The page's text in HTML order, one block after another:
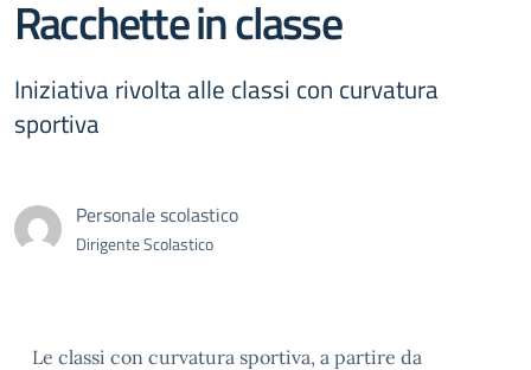
Racchette in classe
Iniziativa rivolta alle classi con curvatura
sportiva
Personale scolastico
Dirigente Scolastico
Le classi con curvatura sportiva, a partire da